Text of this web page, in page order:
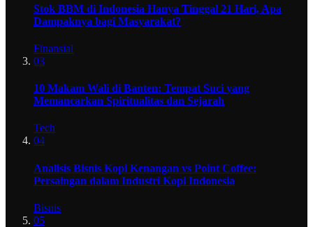
Stok BBM di Indonesia Hanya Tinggal 21 Hari, Apa
Dampaknya bagi Masyarakat?
Finansial
03
10 Makam Wali di Banten: Tempat Suci yang
Memancarkan Spiritualitas dan Sejarah
Tech
04
Analisis Bisnis Kopi Kenangan vs Point Coffee:
Persaingan dalam Industri Kopi Indonesia
Bisnis
05